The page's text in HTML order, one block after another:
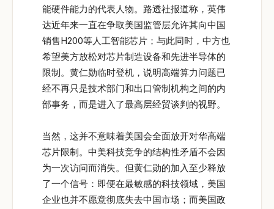
能硬件能力的代表人物。路透社报道称，英伟
达近年来一直在争取美国监管层允许其向中国
销售H200等人工智能芯片；与此同时，中方也
希望美方放松对芯片制造设备和先进半导体的
限制。黄仁勋临时登机，说明高端算力问题已
经不再只是技术部门和出口管制机构之间的内
部事务，而是进入了最高层经贸谈判的视野。
当然，这并不意味着美国会全面放开对华高端
芯片限制。中美科技竞争的结构性矛盾不会因
为一次访问而消失。但黄仁勋的加入至少释放
了一个信号：即便在最敏感的科技领域，美国
企业也并不愿意彻底失去中国市场；而美国政